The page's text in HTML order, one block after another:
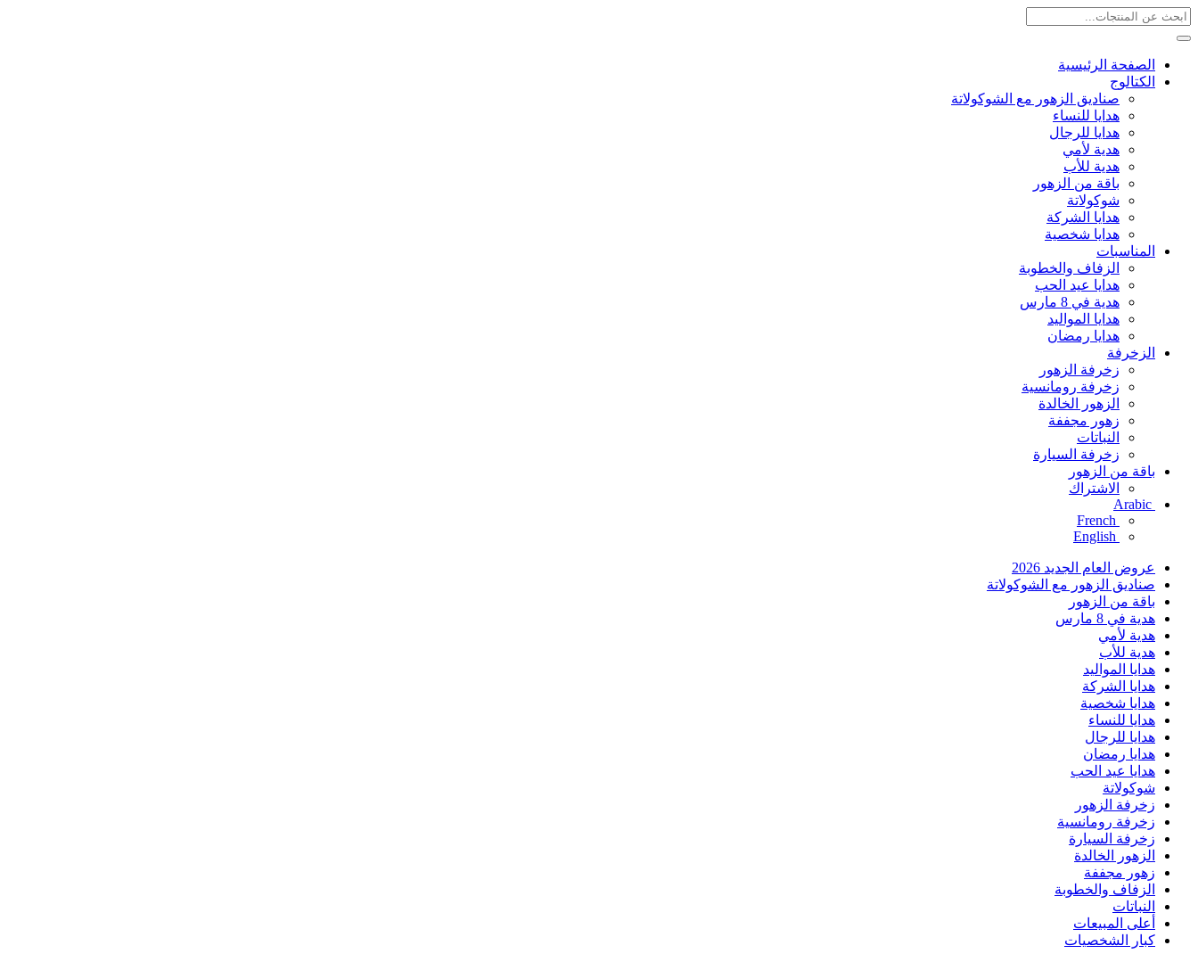
الصفحة الرئيسية
الكتالوج
صناديق الزهور مع الشوكولاتة
هدايا للنساء
هدايا للرجال
هدية لأمي
هدية للأب
باقة من الزهور
شوكولاتة
هدايا الشركة
هدايا شخصية
المناسبات
الزفاف والخطوبة
هدايا عيد الحب
هدية في 8 مارس
هدايا المواليد
هدايا رمضان
الزخرفة
زخرفة الزهور
زخرفة رومانسية
الزهور الخالدة
زهور مجففة
النباتات
زخرفة السيارة
باقة من الزهور
الاشتراك
Arabic
French
English
عروض العام الجديد 2026
صناديق الزهور مع الشوكولاتة
باقة من الزهور
هدية في 8 مارس
هدية لأمي
هدية للأب
هدايا المواليد
هدايا الشركة
هدايا شخصية
هدايا للنساء
هدايا للرجال
هدايا رمضان
هدايا عيد الحب
شوكولاتة
زخرفة الزهور
زخرفة رومانسية
زخرفة السيارة
الزهور الخالدة
زهور مجففة
الزفاف والخطوبة
النباتات
أعلى المبيعات
كبار الشخصيات